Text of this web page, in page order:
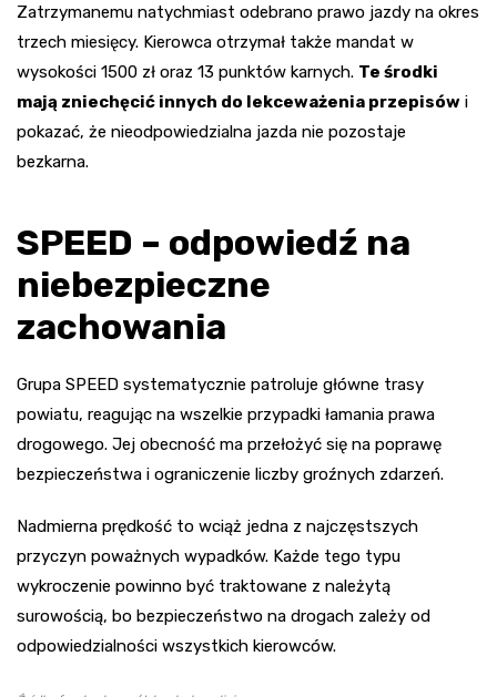
Zatrzymanemu natychmiast odebrano prawo jazdy na okres
trzech miesięcy. Kierowca otrzymał także mandat w
wysokości 1500 zł oraz 13 punktów karnych. Te środki
mają zniechęcić innych do lekceważenia przepisów i
pokazać, że nieodpowiedzialna jazda nie pozostaje
bezkarna.
SPEED – odpowiedź na
niebezpieczne
zachowania
Grupa SPEED systematycznie patroluje główne trasy
powiatu, reagując na wszelkie przypadki łamania prawa
drogowego. Jej obecność ma przełożyć się na poprawę
bezpieczeństwa i ograniczenie liczby groźnych zdarzeń.
Nadmierna prędkość to wciąż jedna z najczęstszych
przyczyn poważnych wypadków. Każde tego typu
wykroczenie powinno być traktowane z należytą
surowością, bo bezpieczeństwo na drogach zależy od
odpowiedzialności wszystkich kierowców.